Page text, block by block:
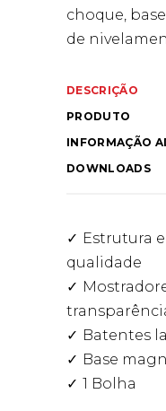
choque,
de
DESCRIÇÃO
INFORMAÇÃO
PRODUTO
DOWNLOADS
Estrutura
qualidade
Batentes
Base
1 Bolha